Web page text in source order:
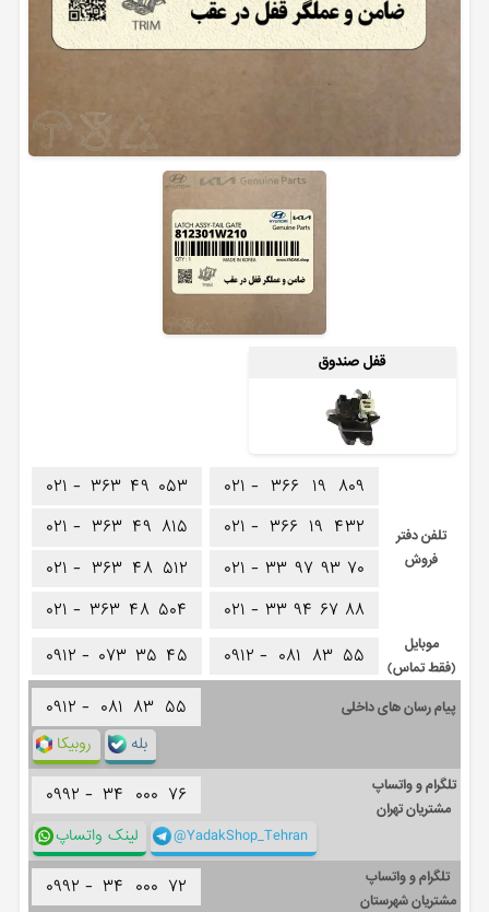
قفل صندوق
تلفن دفتر
فروش
۰۲۱ - ۳۶۶ ۱۹ ۸۰۹
۰۲۱ - ۳۶۶ ۱۹ ۴۳۲
۰۲۱ - ۳۳ ۹۷ ۹۳ ۷۰
۰۲۱ - ۳۳ ۹۴ ۶۷ ۸۸
۰۲۱ - ۳۶۳ ۴۹ ۰۵۳
۰۲۱ - ۳۶۳ ۴۹ ۸۱۵
۰۲۱ - ۳۶۳ ۴۸ ۵۱۲
۰۲۱ - ۳۶۳ ۴۸ ۵۰۴
موبایل
(فقط تماس)
۰۹۱۲ - ۰۸۱ ۸۳ ۵۵ ۰۹۱۲ - ۰۷۳ ۳۵ ۴۵
پیام رسان های داخلی ۰۹۱۲ - ۰۸۱ ۸۳ ۵۵
روبیکا بله
تلگرام و واتساپ
مشتریان تهران
۰۹۹۲ - ۳۴ ۰۰۰ ۷۶
لینک واتساپ @YadakShop_Tehran
تلگرام و واتساپ
مشتریان شهرستان
۰۹۹۲ - ۳۴ ۰۰۰ ۷۲